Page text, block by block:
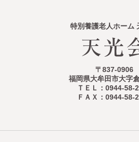
特別養護老人ホーム
〒837-0906
福岡県大牟田市大字
ＴＥＬ：0944-58-
ＦＡＸ：0944-58-